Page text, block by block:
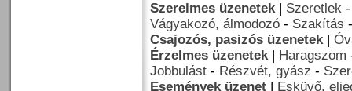
Szerelmes üzenetek| Szeretlek
Vágyakozó, álmodozó - Szakítás
Csajozós, pasizós üzenetek|
Érzelmes üzenetek| Haragszom
Jobbulást - Részvét, gyász -
Események üzenet | Esküvő,